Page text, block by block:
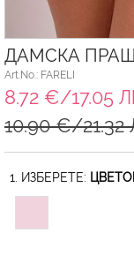
ДАМСКА
Art.No.: FARELI
8.72 €/17.05
10.90 €/21.32
1. ИЗБЕРЕТЕ: